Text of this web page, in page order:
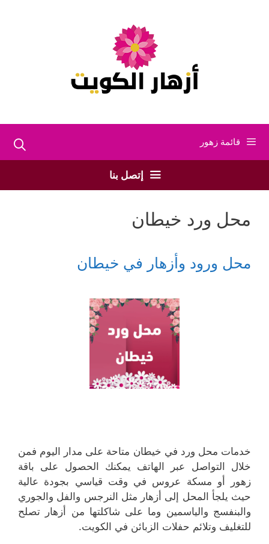
قائمة زهور
إتصل بنا
محل ورد خيطان
محل ورود وأزهار في خيطان
خدمات محل ورد في خيطان متاحة على مدار اليوم فمن
خلال التواصل عبر الهاتف يمكنك الحصول على باقة
زهور أو مسكة عروس في وقت قياسي بجودة عالية
حيث يلجأ المحل إلى أزهار مثل النرجس والفل والجوري
والبنفسج والياسمين وما على شاكلتها من أزهار تصلح
للتغليف وتلائم حفلات الزبائن في الكويت.